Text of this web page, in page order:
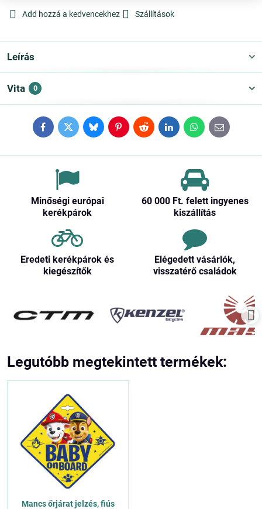
Add hozzá a kedvencekhez Szállítások
Leírás
Vita 0
FacebookTwitterBlueskyPinterestRedditLinkedInWhatsApp
E-
mail
Minőségi európai
kerékpárok
60 000 Ft​. felett ingyenes
kiszállítás
Eredeti kerékpárok és
kiegészítők
Elégedett vásárlók,
visszatérő családok
Legutóbb megtekintett termékek:
Mancs őrjárat jelzés, fiús